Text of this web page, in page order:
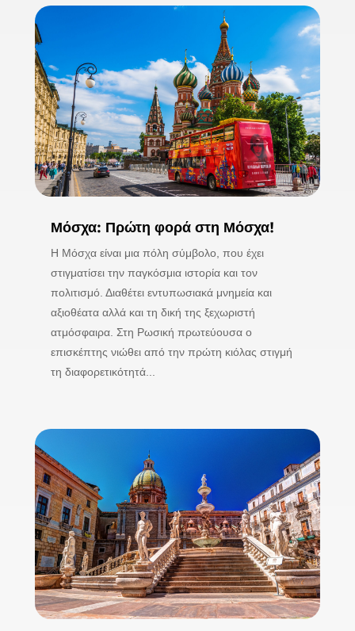
Μόσχα: Πρώτη φορά στη Μόσχα!
Η Μόσχα είναι μια πόλη σύμβολο, που έχει
στιγματίσει την παγκόσμια ιστορία και τον
πολιτισμό. Διαθέτει εντυπωσιακά μνημεία και
αξιοθέατα αλλά και τη δική της ξεχωριστή
ατμόσφαιρα. Στη Ρωσική πρωτεύουσα ο
επισκέπτης νιώθει από την πρώτη κιόλας στιγμή
τη διαφορετικότητά...